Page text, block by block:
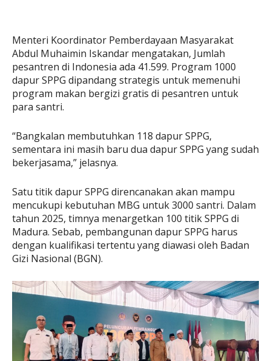
Menteri Koordinator Pemberdayaan Masyarakat
Abdul Muhaimin Iskandar mengatakan, Jumlah
pesantren di Indonesia ada 41.599. Program 1000
dapur SPPG dipandang strategis untuk memenuhi
program makan bergizi gratis di pesantren untuk
para santri.
“Bangkalan membutuhkan 118 dapur SPPG,
sementara ini masih baru dua dapur SPPG yang sudah
bekerjasama,” jelasnya.
Satu titik dapur SPPG direncanakan akan mampu
mencukupi kebutuhan MBG untuk 3000 santri. Dalam
tahun 2025, timnya menargetkan 100 titik SPPG di
Madura. Sebab, pembangunan dapur SPPG harus
dengan kualifikasi tertentu yang diawasi oleh Badan
Gizi Nasional (BGN).